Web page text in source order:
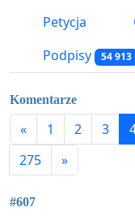
Petycja
Podpisy 54 913
Komentarze
« 1 2 3
275
»
#607